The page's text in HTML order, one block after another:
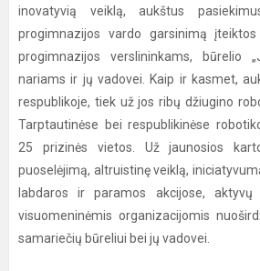
inovatyvią veiklą, aukštus
progimnazijos vardo garsinimą
progimnazijos verslininkams, būrelio
nariams ir jų vadovei. Kaip ir kasmet,
respublikoje, tiek už jos ribų džiugino
Tarptautinėse bei respublikinėse
25 prizinės vietos. Už jaunosios
puoselėjimą, altruistinę veiklą,
labdaros ir paramos akcijose, aktyvų
visuomeninėmis organizacijomis
samariečių būreliui bei jų vadovei.